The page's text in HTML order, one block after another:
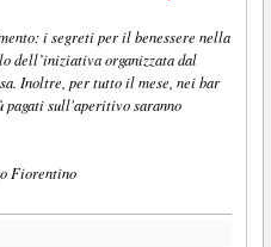
i segreti per il benessere nella
dell’iniziativa organizzata dal
Inoltre, per tutto il mese, nei bar
sull'aperitivo saranno
Fiorentino